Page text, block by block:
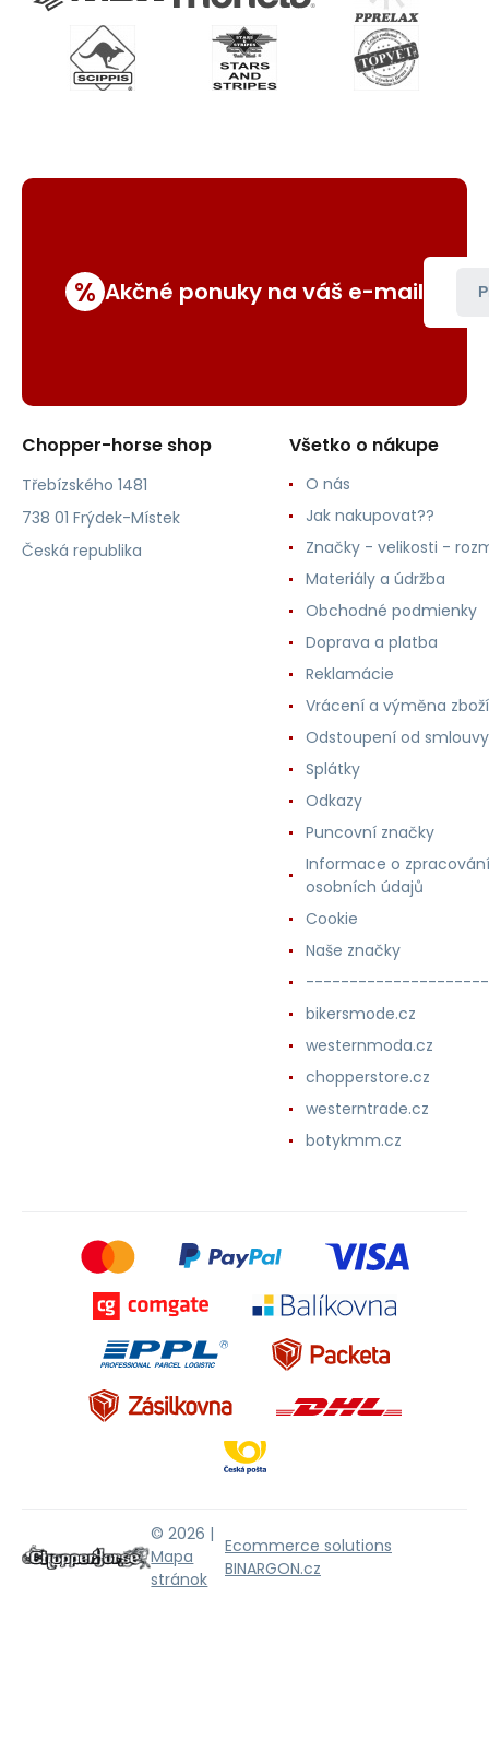
% Akčné ponuky na váš e-mail
Chopper-horse shop
Třebízského 1481
738 01 Frýdek-Místek
Česká republika
Všetko o nákupe
O nás
Jak nakupovat??
Značky - velikosti -
Materiály a údržba
Obchodné podmienky
Doprava a platba
Reklamácie
Vrácení a výměna zboží
Odstoupení od smlouvy
Splátky
Odkazy
Puncovní značky
Informace o zpracování
osobních údajů
Cookie
Naše značky
bikersmode.cz
westernmoda.cz
chopperstore.cz
westerntrade.cz
botykmm.cz
© 2026 |
Mapa
stránok
Ecommerce solutions
BINARGON.cz